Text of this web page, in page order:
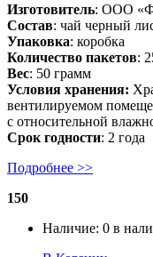
Изготовитель: ООО
Состав: чай черный
Упаковка: коробка
Количество пакетов:
Вес: 50 грамм
Условия хранения:
вентилируемом
с относительной
Срок годности: 2 года
Подробнее >>
150
Наличие: 0 в